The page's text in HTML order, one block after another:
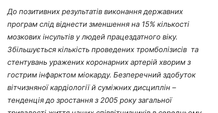
До позитивних результатів виконання державних
програм слід віднести зменшення на 15% кількості
мозкових інсультів у людей працездатного віку.
Збільшується кількість проведених тромболізисів та
стентувань уражених коронарних артерій хворим з
гострим інфарктом міокарду. Безперечний здобуток
вітчизняної кардіології й суміжних дисциплін –
тенденція до зростання з 2005 року загальної